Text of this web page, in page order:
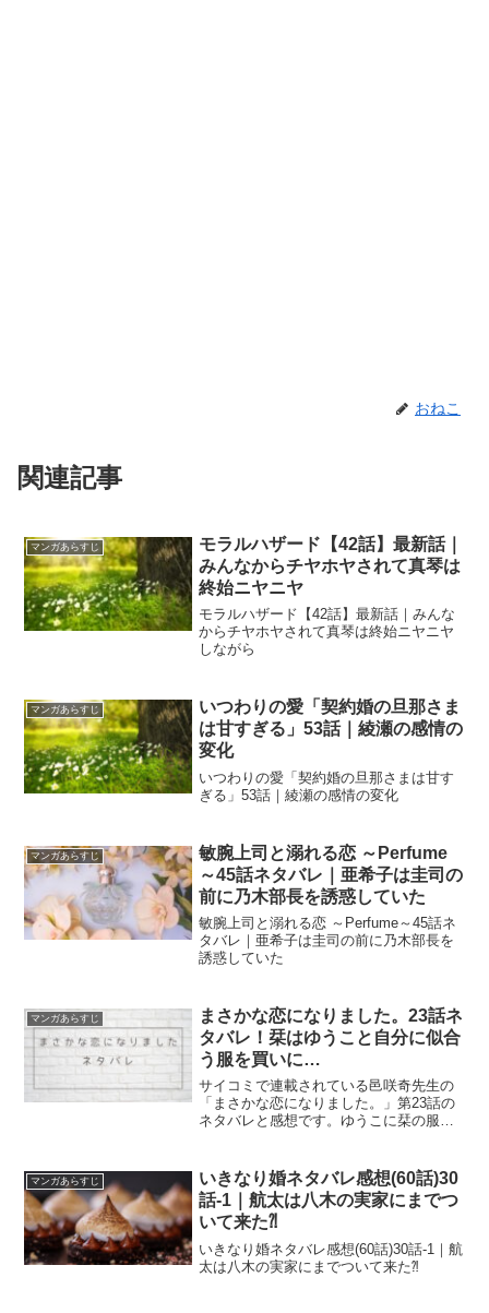
おねこ
関連記事
マンガあらすじ
モラルハザード【42話】最新話｜
みんなからチヤホヤされて真琴は
終始ニヤニヤ
モラルハザード【42話】最新話｜みんな
からチヤホヤされて真琴は終始ニヤニヤ
しながら
マンガあらすじ
いつわりの愛「契約婚の旦那さま
は甘すぎる」53話｜綾瀬の感情の
変化
いつわりの愛「契約婚の旦那さまは甘す
ぎる」53話｜綾瀬の感情の変化
マンガあらすじ
敏腕上司と溺れる恋 ～Perfume
～45話ネタバレ｜亜希子は圭司の
前に乃木部長を誘惑していた
敏腕上司と溺れる恋 ～Perfume～45話ネ
タバレ｜亜希子は圭司の前に乃木部長を
誘惑していた
マンガあらすじ
まさかな恋になりました。23話ネ
タバレ！栞はゆうこと自分に似合
う服を買いに…
サイコミで連載されている邑咲奇先生の
「まさかな恋になりました。」第23話の
ネタバレと感想です。ゆうこに栞の服を
マンガあらすじ
いきなり婚ネタバレ感想(60話)30
話-1｜航太は八木の実家にまでつ
いて来た⁈
いきなり婚ネタバレ感想(60話)30話-1｜航
太は八木の実家にまでついて来た⁈